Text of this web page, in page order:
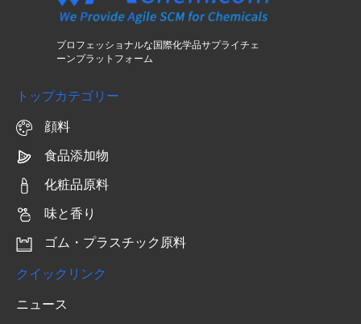
プロフェッショナルな国際化学品サプライチェ
ーンプラットフォーム
トップカテゴリー
顔料
食品添加物
化粧品原料
味と香り
ゴム・プラスチック原料
クイックリンク
ニュース